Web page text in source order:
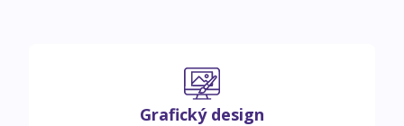
Grafický design